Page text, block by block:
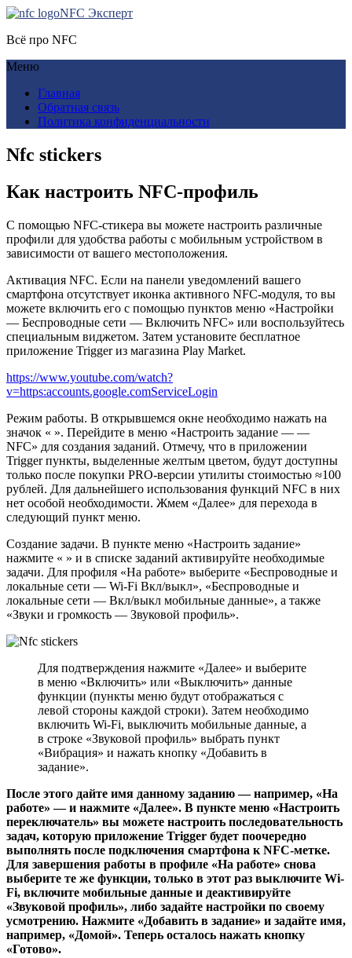
NFC Эксперт
Всё про NFC
Меню
Главная
Обратная связь
Политика конфиденциальности
Nfc stickers
Как настроить NFC-профиль
С помощью NFC-стикера вы можете настроить различные
профили для удобства работы с мобильным устройством в
зависимости от вашего местоположения.
Активация NFC. Если на панели уведомлений вашего
смартфона отсутствует иконка активного NFC-модуля, то вы
можете включить его с помощью пунктов меню «На­стройки
— Беспроводные сети — Включить NFC» или воспользуйтесь
специальным виджетом. Затем установите бесплатное
приложение Trigger из магазина Play Market.
https://www.youtube.com/watch?
v=https:accounts.google.comServiceLogin
Режим работы. В открывшемся окне необходимо нажать на
значок « ». Перейдите в меню «Настроить задание — —
NFC» для создания заданий. Отмечу, что в приложении
Trigger пункты, выделенные желтым цветом, будут доступны
только после покупки PRO-версии утилиты стоимостью ≈100
рублей. Для дальнейшего использования функций NFC в них
нет особой необходимости. Жмем «Далее» для перехода в
следующий пункт меню.
Создание задачи. В пункте меню «Настроить задание»
нажмите « » и в списке заданий активируйте необходимые
задачи. Для профиля «На работе» выберите «Беспроводные и
локальные сети — Wi-Fi Вкл/выкл», «Беспроводные и
локальные сети — Вкл/выкл мобильные данные», а также
«Звуки и громкость — Звуковой профиль».
Для подтверждения нажмите «Далее» и выберите
в меню «Включить» или «Выключить» данные
функции (пункты меню будут отображаться с
левой стороны каждой строки). Затем необходимо
включить Wi-Fi, выключить мобильные данные, а
в строке «Звуковой профиль» выбрать пункт
«Вибрация» и нажать кнопку «Добавить в
задание».
После этого дайте имя данному заданию — например, «На
работе» — и нажмите «Далее». В пункте меню «Настроить
переключатель» вы можете настроить последовательность
задач, которую приложение Trigger будет поочередно
выполнять после подключения смартфона к NFC-метке.
Для завершения работы в профиле «На работе» снова
выберите те же функции, только в этот раз выключите Wi-
Fi, включите мобильные данные и деактиви­руйте
«Звуковой профиль», либо задайте настройки по своему
усмотрению. Нажмите «Добавить в задание» и задайте имя,
например, «Домой». Теперь осталось нажать кнопку
«Готово».